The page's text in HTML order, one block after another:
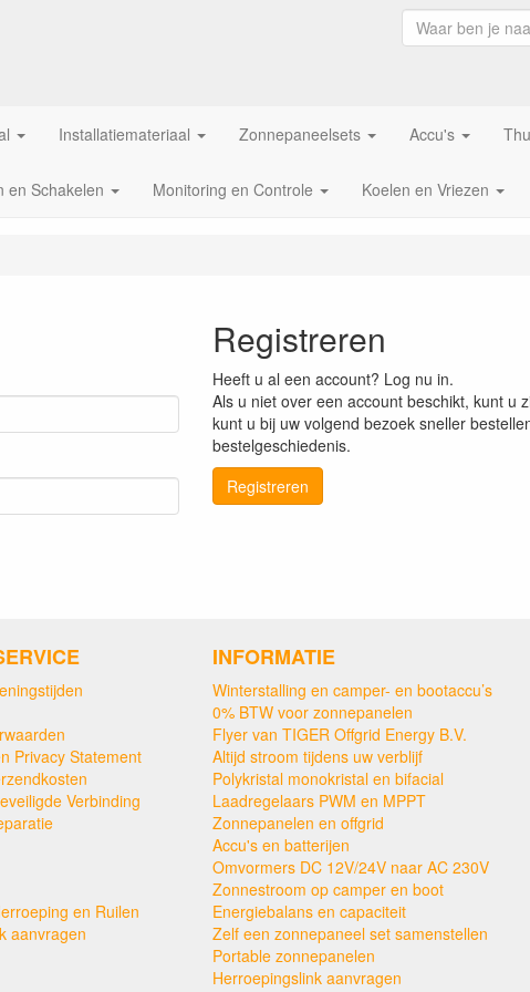
Installatiemateriaal Zonnepaneelsets Accu's
en Schakelen Monitoring en Controle Koelen en Vriezen
Registreren
Heeft u al een account? Log nu in.
Als u niet over een account beschikt, kunt u
kunt u bij uw volgend bezoek sneller
bestelgeschiedenis.
Registreren
Privacy Statement
Verbinding
en Ruilen
aanvragen
INFORMATIE
Winterstalling en camper- en bootaccu’s
0% BTW voor zonnepanelen
Flyer van TIGER Offgrid Energy B.V.
Altijd stroom tijdens uw verblijf
Polykristal monokristal en bifacial
Laadregelaars PWM en MPPT
Zonnepanelen en offgrid
Accu's en batterijen
Omvormers DC 12V/24V naar AC 230V
Zonnestroom op camper en boot
Energiebalans en capaciteit
Zelf een zonnepaneel set samenstellen
Portable zonnepanelen
Herroepingslink aanvragen